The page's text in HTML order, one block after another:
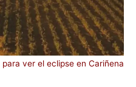
ver el eclipse en Cariñena